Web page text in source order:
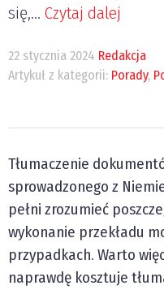
się,... Czytaj dalej
22 stycznia 2024 Redakcja
Artykuł z kategorii: Porady,
Tłumaczenie
sprowadzonego z
pełni zrozumieć
wykonanie przekładu
przypadkach. Warto
naprawdę kosztuje